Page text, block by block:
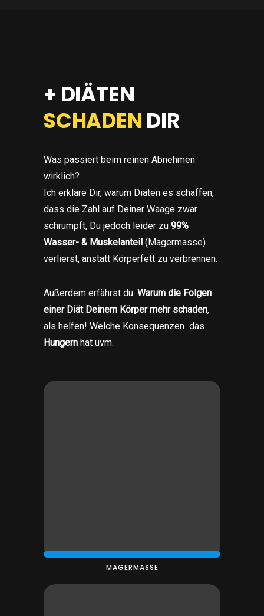
+ DIÄTEN
SCHADEN DIR
Was passiert beim reinen Abnehmen
wirklich?
Ich erkläre Dir, warum Diäten es schaffen,
dass die Zahl auf Deiner Waage zwar
schrumpft, Du jedoch leider zu 99%
Wasser- & Muskelanteil (Magermasse)
verlierst, anstatt Körperfett zu verbrennen.
Außerdem erfährst du: Warum die Folgen
einer Diät Deinem Körper mehr schaden,
als helfen! Welche Konsequenzen das
Hungern hat uvm.
MAGERMASSE